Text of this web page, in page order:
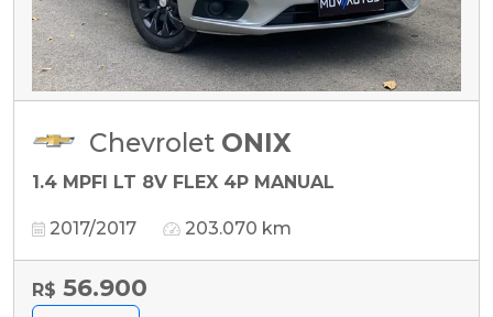
Chevrolet ONIX
1.4 MPFI LT 8V FLEX 4P MANUAL
2017/2017 203.070 km
R$ 56.900